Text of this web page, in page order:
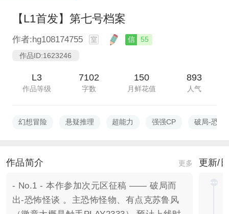
【L1首发】第七号档案
作者:hg108174755 信
55
作品ID:1623246
L3
作品等级
7102
字数
150
月鲜花值
893
人气
幻想冒险 悬疑推理 超能力 强强CP 破局-恐怖
作品简介 更多
- No.1 - 本作参加次元区征稿 —— 破局而
出-恐怖怪谈 。主恐怖怪物、有点克苏鲁风
更新/